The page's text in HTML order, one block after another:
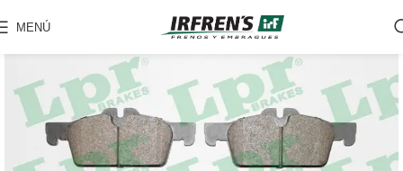
MENÚ